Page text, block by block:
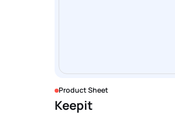
Product Sheet
Keepit